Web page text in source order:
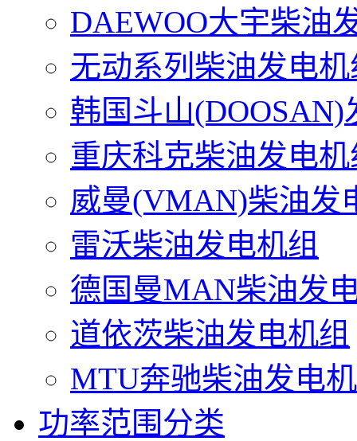
DAEWOO大宇柴油
无动系列柴油发电机
韩国斗山(DOOSAN)
重庆科克柴油发电机
威曼(VMAN)柴油发
雷沃柴油发电机组
德国曼MAN柴油发
道依茨柴油发电机组
MTU奔驰柴油发电
功率范围分类